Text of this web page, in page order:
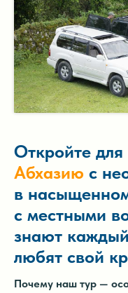
Откройте для
Абхазию с
в
с местными
знают
любят свой
Почему наш тур —